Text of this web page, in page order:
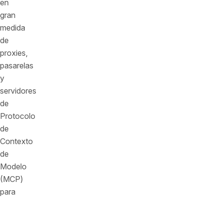
en
gran
medida
de
proxies,
pasarelas
y
servidores
de
Protocolo
de
Contexto
de
Modelo
(MCP)
para